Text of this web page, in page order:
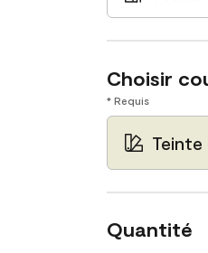
Choisir
* Requis
Teinte
Quantité